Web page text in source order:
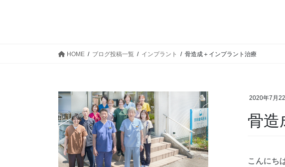
HOME ブログ投稿一覧 インプラント 骨造成＋インプラント治療
2020年7月
骨造
こんにち